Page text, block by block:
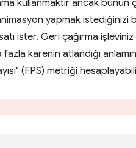
kullanmaktır ancak bunun
yapmak istediğinizi
ister. Geri çağırma
karenin atlandığı
(FPS) metriği